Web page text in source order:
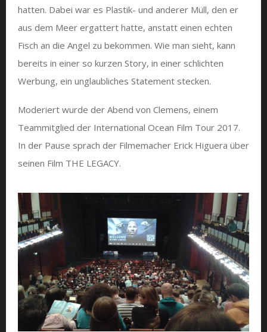
hatten. Dabei war es Plastik- und anderer Müll, den er
aus dem Meer ergattert hatte, anstatt einen echten
Fisch an die Angel zu bekommen. Wie man sieht, kann
bereits in einer so kurzen Story, in einer schlichten
Werbung, ein unglaubliches Statement stecken.
Moderiert wurde der Abend von Clemens, einem
Teammitglied der International Ocean Film Tour 2017.
In der Pause sprach der Filmemacher Erick Higuera über
seinen Film THE LEGACY.